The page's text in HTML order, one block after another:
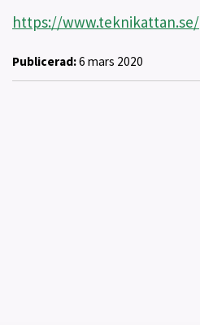
https://www.teknikattan.se/
Publicerad:6 mars 2020